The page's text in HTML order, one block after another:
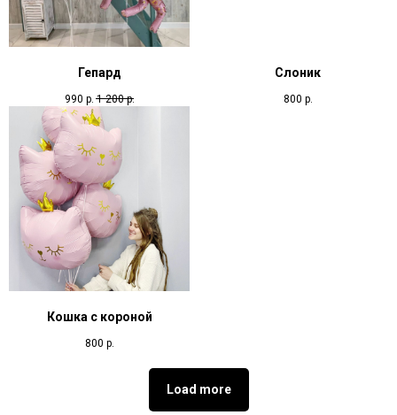
Гепард
990 р. 1 200 р.
Слоник
800 р.
Кошка с короной
800 р.
Load more